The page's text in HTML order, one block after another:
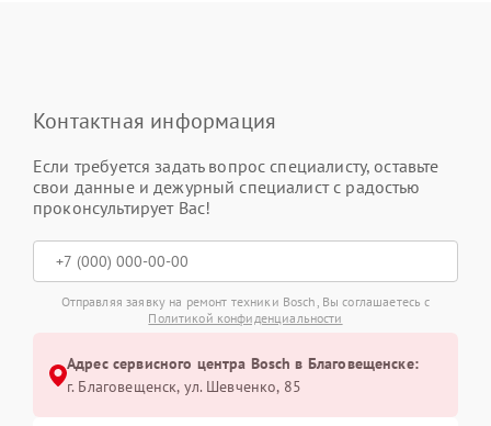
Контактная информация
Если требуется задать вопрос специалисту, оставьте
свои данные и дежурный специалист с радостью
проконсультирует Вас!
Отправляя заявку на ремонт техники Bosch, Вы соглашаетесь с
Политикой конфиденциальности
Адрес сервисного центра Bosch в Благовещенске:
г. Благовещенск, ул. Шевченко, 85